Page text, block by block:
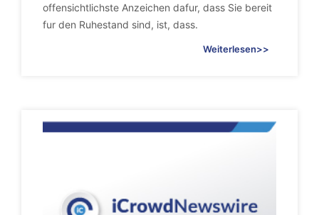
offensichtlichste Anzeichen dafur, dass Sie bereit
fur den Ruhestand sind, ist, dass.
Weiterlesen>>